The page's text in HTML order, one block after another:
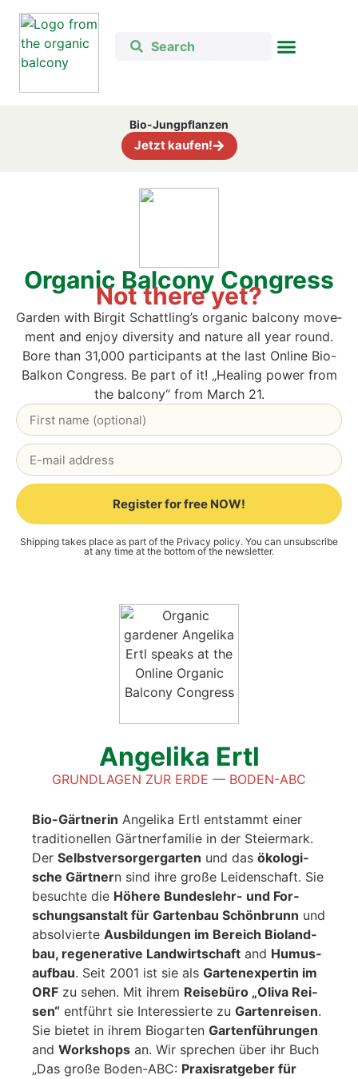
Bio-Jung­pflan­zen
Jetzt kau­fen!
Ange­li­ka Ertl
GRUND­LA­GEN ZUR ERDE — BODEN-ABC
Bio-Gärt­ne­rin Ange­li­ka Ertl ent­stammt einer
tra­di­tio­nel­len Gärt­ner­fa­mi­lie in der Stei­er­mark.
Der Selbst­ver­sor­ger­gar­ten und das öko­lo­gi­
sche Gärt­nern sind ihre gro­ße Lei­den­schaft. Sie
besuch­te die Höhe­re Bun­des­lehr- und For­
schungs­an­stalt für Gar­ten­bau Schön­brunn und
absol­vier­te Aus­bil­dun­gen im Bereich Bio­land­
bau, rege­ne­ra­ti­ve Land­wirt­schaft and Humus­
auf­bau. Seit 2001 ist sie als Gar­ten­ex­per­tin im
ORF zu sehen. Mit ihrem Rei­se­bü­ro „Oli­va Rei­
sen“ ent­führt sie Inter­es­sier­te zu Gar­ten­rei­sen.
Sie bie­tet in ihrem Bio­gar­ten Gar­ten­füh­run­gen
and Work­shops an. Wir spre­chen über ihr Buch
„Das gro­ße Boden-ABC: Pra­xis­rat­ge­ber für
Orga­nic Bal­c­o­ny Con­gress
Not the­re yet?
Gar­den with Bir­git Schattling’s orga­nic bal­c­o­ny move­
ment and enjoy diver­si­ty and natu­re all year round.
Bore than 31,000 par­ti­ci­pan­ts at the last Online Bio-
Bal­kon Con­gress. Be part of it! „Heal­ing power from
the bal­c­o­ny“ from March 21.
Register for free NOW!
Ship­ping takes place as part of the Pri­va­cy poli­cy. You can unsub­scri­be
at any time at the bot­tom of the news­let­ter.